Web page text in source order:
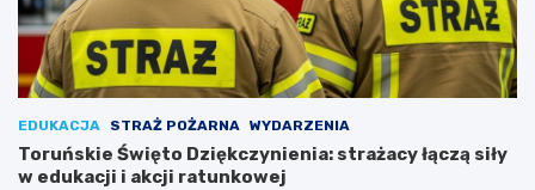
EDUKACJA STRAŻ POŻARNA WYDARZENIA
Toruńskie Święto Dziękczynienia: strażacy łączą siły
w edukacji i akcji ratunkowej